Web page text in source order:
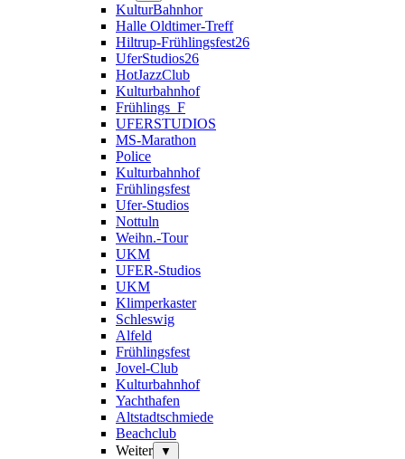
KulturBahnhor
Halle Oldtimer-Treff
Hiltrup-Frühlingsfest26
UferStudios26
HotJazzClub
Kulturbahnhof
Frühlings_F
UFERSTUDIOS
MS-Marathon
Police
Kulturbahnhof
Frühlingsfest
Ufer-Studios
Nottuln
Weihn.-Tour
UKM
UFER-Studios
UKM
Klimperkaster
Schleswig
Alfeld
Frühlingsfest
Jovel-Club
Kulturbahnhof
Yachthafen
Altstadtschmiede
Beachclub
Weiter
▼